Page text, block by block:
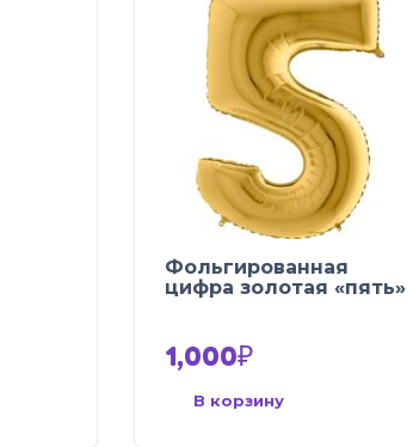
Фольгированная
цифра золотая «пять»
1,000₽
В корзину